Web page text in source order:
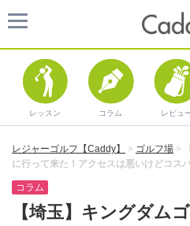
レッスン コラム レビュ
レジャーゴルフ【Caddy】 > ゴルフ場 >
に行って来た！アクセスは悪いけどコスパ
コラム
【埼玉】キングダム